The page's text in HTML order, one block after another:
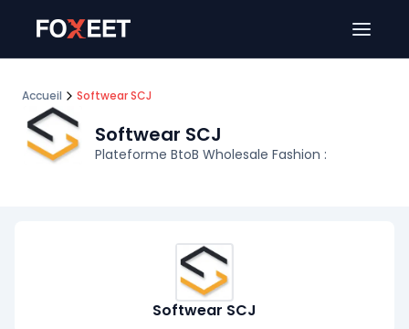
Accueil Softwear SCJ
Softwear SCJ
Plateforme BtoB Wholesale Fashion :
Softwear SCJ